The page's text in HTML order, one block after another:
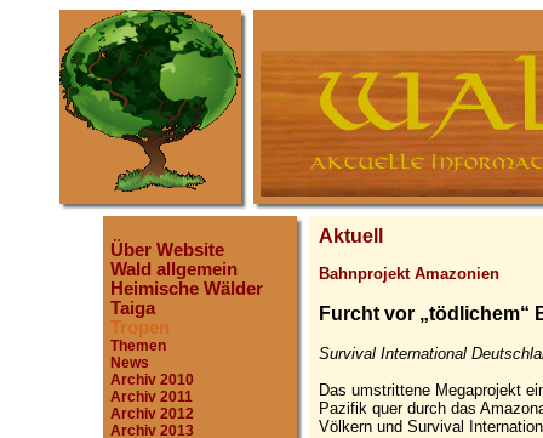
Über Website
Wald allgemein
Heimische Wälder
Taiga
Tropen
Themen
News
Archiv 2010
Archiv 2011
Archiv 2012
Archiv 2013
Aktuell
Bahnprojekt Amazonien
Furcht vor „tödlichem“
Survival International
Das umstrittene Megaprojekt
Pazifik quer durch das
Völkern und Survival